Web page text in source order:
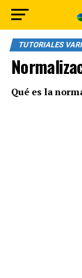
TUTORIALES
Qué es la